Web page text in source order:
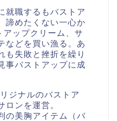
就職するもバストア
諦めたくない一心か
ップクリーム、サ
などを買い漁る。あ
も失敗と挫折を繰り
事バストアップに成
ジナルのバストア
ロンを運営。
の美胸アイテム（バ